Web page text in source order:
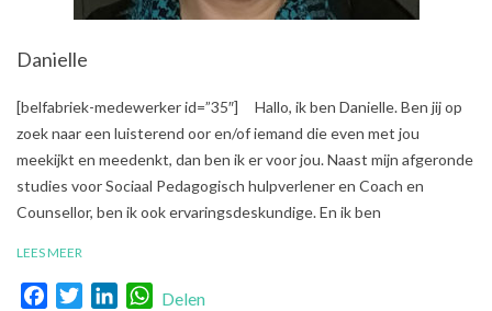
Danielle
2018-
[belfabriek-medewerker id=”35″] Hallo, ik ben Danielle. Ben jij op
zoek naar een luisterend oor en/of iemand die even met jou
meekijkt en meedenkt, dan ben ik er voor jou. Naast mijn afgeronde
studies voor Sociaal Pedagogisch hulpverlener en Coach en
Counsellor, ben ik ook ervaringsdeskundige. En ik ben
LEES MEER
FacebookTwitterLinkedInWhatsApp
Delen